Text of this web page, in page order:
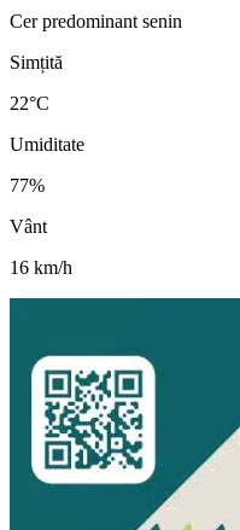
Cer predominant senin
Simțită
22°C
Umiditate
77%
Vânt
16 km/h